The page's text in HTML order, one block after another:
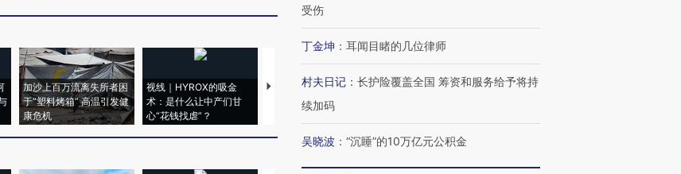
加沙上百万流离失所者困
于“塑料烤箱” 高温引发健
康危机
视线｜HYROX的吸金
术：是什么让中产们甘
心“花钱找虐”？
马航飞行员跨国走私7万
粒摇头丸 尿检体内含3种
视线｜被称为“蟑螂”的印
视线｜“入侵”还是“人道危
受伤
丁金坤 ： 耳闻目睹的几位律师
村夫日记 ： 长护险覆盖全国 筹资和服务给予将持
续加码
吴晓波 ： “沉睡”的10万亿元公积金